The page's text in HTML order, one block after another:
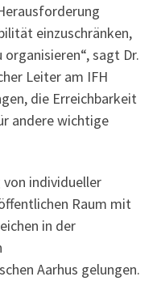
einzuschränken,
sagt Dr.
Leiter am IFH
die Erreichbarkeit
andere wichtige
von individueller
Raum mit
in der
Aarhus gelungen.